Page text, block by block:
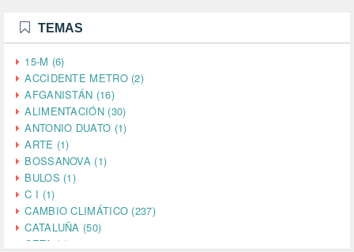
TEMAS
15-M (6)
ACCIDENTE METRO (2)
AFGANISTÁN (16)
ALIMENTACIÓN (30)
ANTONIO DUATO (1)
ARTE (1)
BOSSANOVA (1)
BULOS (1)
C I (1)
CAMBIO CLIMÁTICO (237)
CATALUÑA (50)
CETA (2)